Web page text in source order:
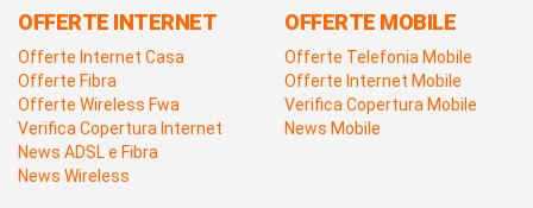
OFFERTE INTERNET
Offerte Internet Casa
Offerte Fibra
Offerte Wireless Fwa
Verifica Copertura Internet
News ADSL e Fibra
News Wireless
OFFERTE MOBILE
Offerte Telefonia Mobile
Offerte Internet Mobile
Verifica Copertura Mobile
News Mobile